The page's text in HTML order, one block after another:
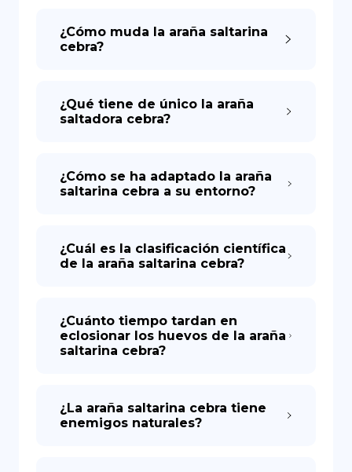
¿Cómo muda la araña saltarina
cebra?
¿Qué tiene de único la araña
saltadora cebra?
¿Cómo se ha adaptado la araña
saltarina cebra a su entorno?
¿Cuál es la clasificación científica
de la araña saltarina cebra?
¿Cuánto tiempo tardan en
eclosionar los huevos de la araña
saltarina cebra?
¿La araña saltarina cebra tiene
enemigos naturales?